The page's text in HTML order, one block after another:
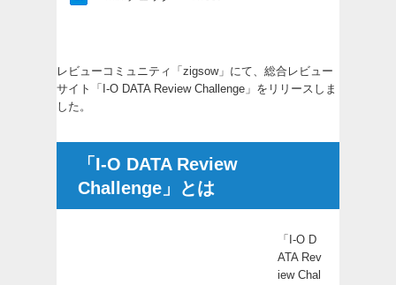
レビューコミュニティ「zigsow」にて、総合レビュー
サイト「I-O DATA Review Challenge」をリリースしま
した。
「I-O DATA Review
Challenge」とは
「I-O D
ATA Rev
iew Chal